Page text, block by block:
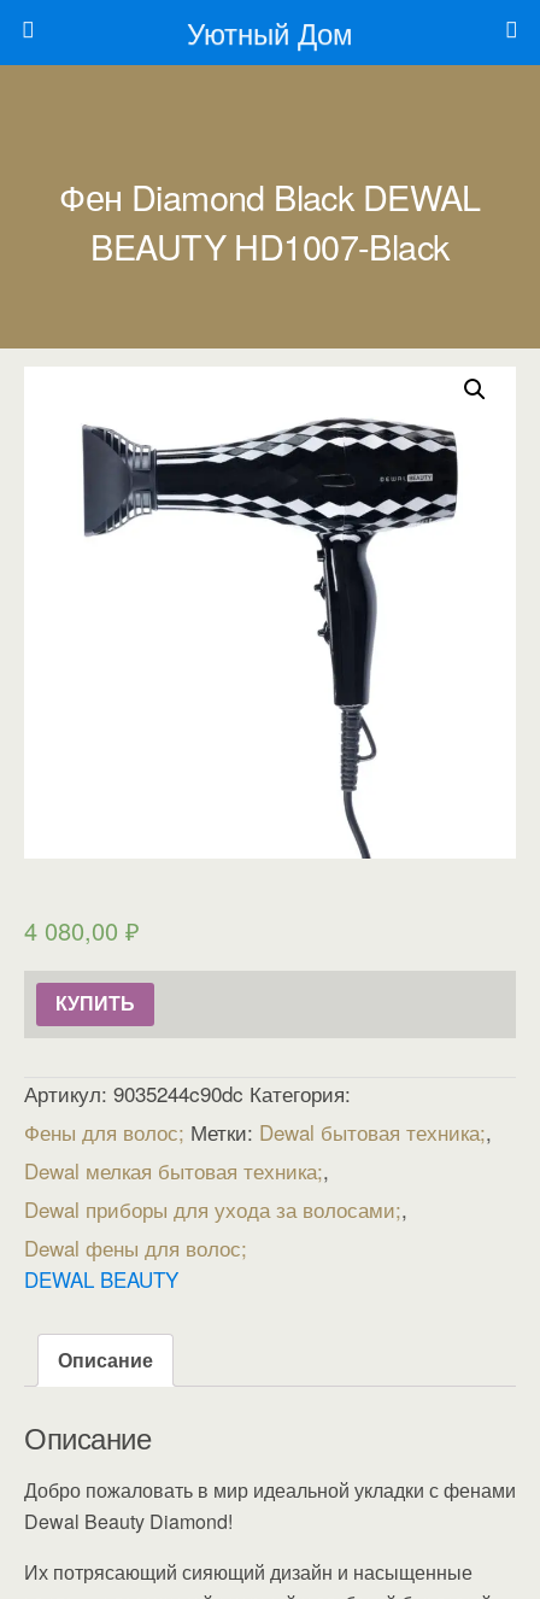
Уютный Дом
Фен Diamond Black DEWAL
BEAUTY HD1007-Black
4 080,00 ₽
КУПИТЬ
Артикул: 9035244c90dc Категория:
Фены для волос Метки: Dewal бытовая техника ,
Dewal мелкая бытовая техника ,
Dewal приборы для ухода за волосами ,
Dewal фены для волос
DEWAL BEAUTY
Описание
Описание
Добро пожаловать в мир идеальной укладки с фенами
Dewal Beauty Diamond!
Их потрясающий сияющий дизайн и насыщенные